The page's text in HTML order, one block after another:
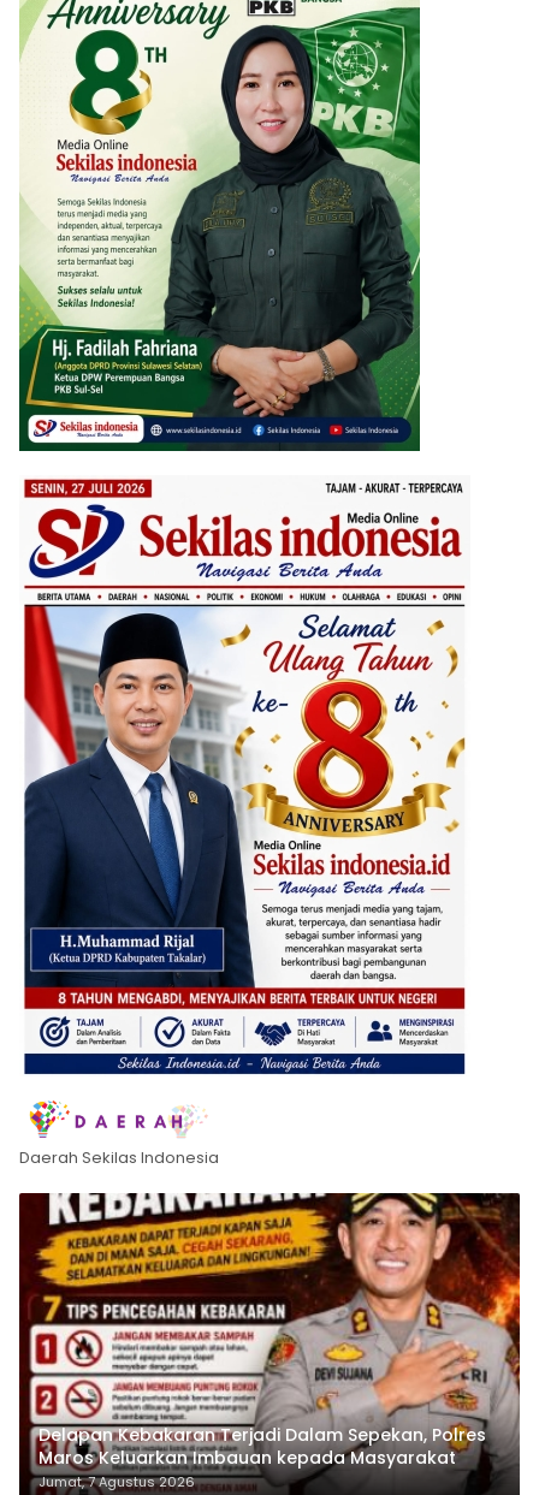
Daerah Sekilas Indonesia
Delapan Kebakaran Terjadi Dalam Sepekan, Polres
Maros Keluarkan Imbauan kepada Masyarakat
Jumat, 7 Agustus 2026